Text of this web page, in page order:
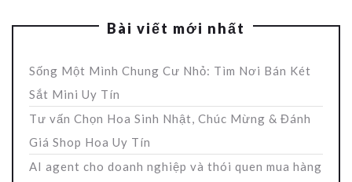
Bài viết mới nhất
Sống Một Mình Chung Cư Nhỏ: Tìm Nơi Bán Két
Sắt Mini Uy Tín
Tư vấn Chọn Hoa Sinh Nhật, Chúc Mừng & Đánh
Giá Shop Hoa Uy Tín
AI agent cho doanh nghiệp và thói quen mua hàng